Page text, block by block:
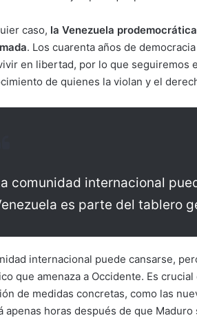
caso, la Venezuela
. Los cuarenta años de
en libertad, por lo que seguiremos
de quienes la violan y el
comunidad internacional
es parte del tablero
internacional puede cansarse,
que amenaza a Occidente. Es
de medidas concretas, como las
apenas horas después de que